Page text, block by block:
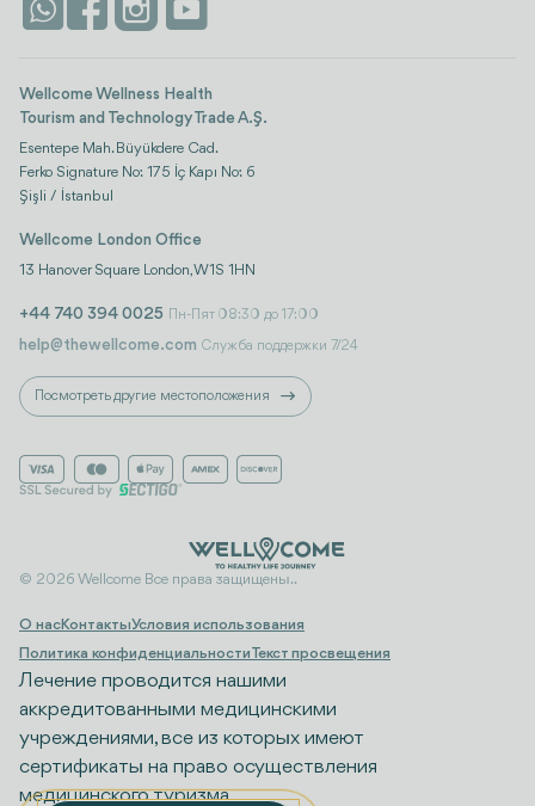
Отзывы
Istanbul
Wellcome Wellness Health
Tourism and Technology Trade A.Ş.
Esentepe Mah. Büyükdere Cad.
Ferko Signature No: 175 İç Kapı No: 6
Şişli / İstanbul
Wellcome London Office
13 Hanover Square London, W1S 1HN
+44 740 394 0025 Пн-Пят 08:30 до 17:00
help@thewellcome.com Служба поддержки 7/24
Посмотреть другие местоположения
© 2026 Wellcome Все права защищены..
О насКонтактыУсловия использования
Политика конфиденциальностиТекст просвещения
Лечение проводится нашими
аккредитованными медицинскими
учреждениями, все из которых имеют
сертификаты на право осуществления
медицинского туризма.